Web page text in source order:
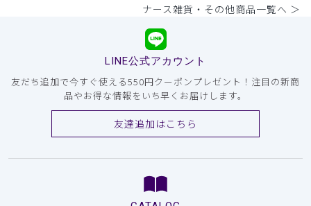
ナース雑貨・その他商品一覧へ ＞
LINE公式アカウント
友だち追加で今すぐ使える550円クーポンプレゼント！注目の新商
品やお得な情報をいち早くお届けします。
友達追加はこちら